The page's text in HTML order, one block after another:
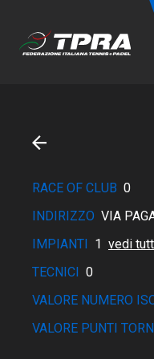
RACE OF CLUB 0
INDIRIZZO VIA
IMPIANTI 1 vedi
TECNICI 0
VALORE NUMERO
VALORE PUNTI